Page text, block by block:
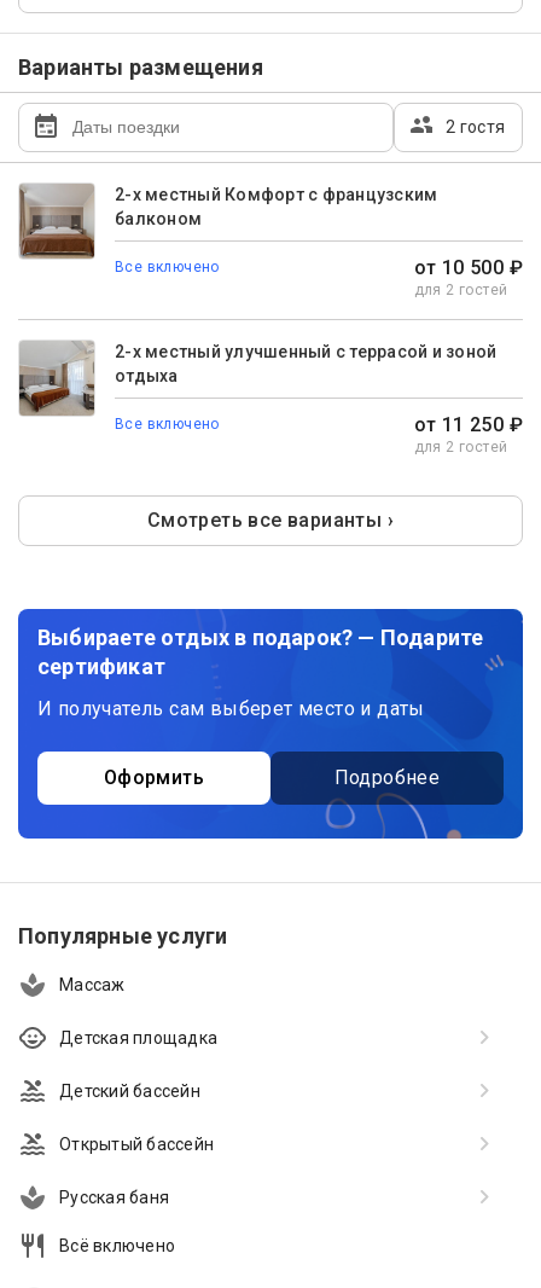
Варианты размещения
2 гостя
2-х местный Комфорт с французским
балконом
Все включено от 10 500 ₽
для 2 гостей
2-х местный улучшенный с террасой и зоной
отдыха
Все включено от 11 250 ₽
для 2 гостей
Смотреть все варианты ›
Выбираете отдых в подарок? — Подарите
сертификат
И получатель сам выберет место и даты
Оформить Подробнее
Популярные услуги
Массаж
Детская площадка
Детский бассейн
Открытый бассейн
Русская баня
Всё включено